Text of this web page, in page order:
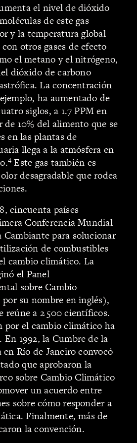
el nivel de dióxido
de este gas
y la temperatura global
otros gases de efecto
el metano y el nitrógeno,
dióxido de carbono
La concentración
ha aumentado de
siglos, a 1.7 PPM en
de 10% del alimento que se
en las plantas de
llega a la atmósfera en
4 Este gas también es
desagradable que rodea
cincuenta países
Conferencia Mundial
Cambiante para solucionar
de combustibles
cambio climático. La
el Panel
sobre Cambio
su nombre en inglés),
reúne a 2 500 científicos.
por el cambio climático ha
1992, la Cumbre de la
Río de Janeiro convocó
que aprobaron la
sobre Cambio Climático
un acuerdo entre
sobre cómo responder a
Finalmente, más de
la convención.